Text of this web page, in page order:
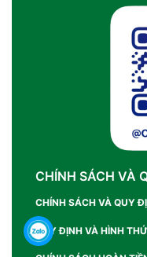
CHÍNH SÁCH VÀ
CHÍNH SÁCH VÀ QUY
QUY ĐỊNH VÀ HÌNH